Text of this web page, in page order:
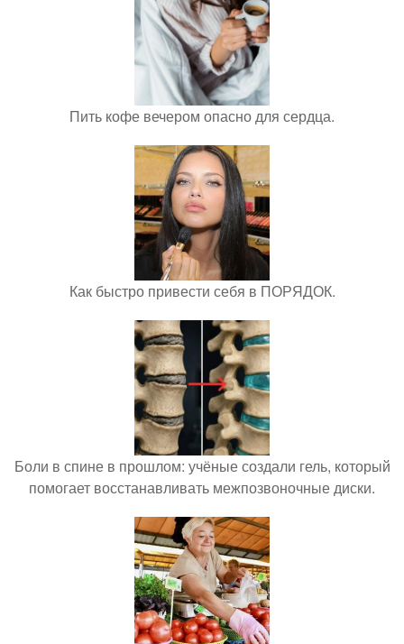
Пить кофе вечером опасно для сердца.
Как быстро привести себя в ПОРЯДОК.
Боли в спине в прошлом: учёные создали гель, который
помогает восстанавливать межпозвоночные диски.